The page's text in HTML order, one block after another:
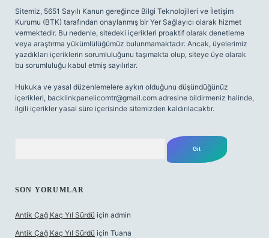
Sitemiz, 5651 Sayılı Kanun gereğince Bilgi Teknolojileri ve İletişim
Kurumu (BTK) tarafından onaylanmış bir Yer Sağlayıcı olarak hizmet
vermektedir. Bu nedenle, sitedeki içerikleri proaktif olarak denetleme
veya araştırma yükümlülüğümüz bulunmamaktadır. Ancak, üyelerimiz
yazdıkları içeriklerin sorumluluğunu taşımakta olup, siteye üye olarak
bu sorumluluğu kabul etmiş sayılırlar.
Hukuka ve yasal düzenlemelere aykırı olduğunu düşündüğünüz
içerikleri, backlinkpanelicomtr@gmail.com adresine bildirmeniz halinde,
ilgili içerikler yasal süre içerisinde sitemizden kaldırılacaktır.
SON YORUMLAR
Antik Çağ Kaç Yıl Sürdü için admin
Antik Çağ Kaç Yıl Sürdü için Tuana